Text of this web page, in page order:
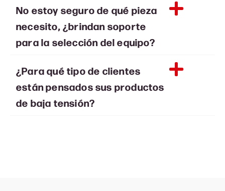
No estoy seguro de qué pieza
necesito, ¿brindan soporte
para la selección del equipo?
¿Para qué tipo de clientes
están pensados sus productos
de baja tensión?